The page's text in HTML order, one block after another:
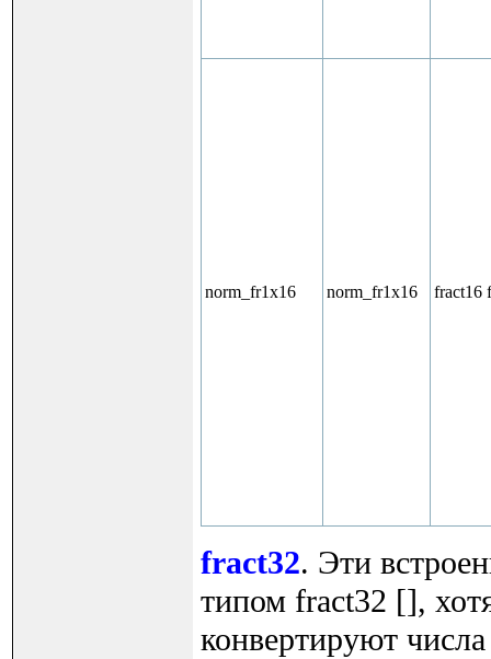
norm_fr1x16 norm_fr1x16 fract16
fract32. Эти
типом fract32 [],
конвертируют